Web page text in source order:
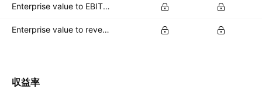
Enterprise value to EBIT forward
Enterprise value to revenue forward
収益率